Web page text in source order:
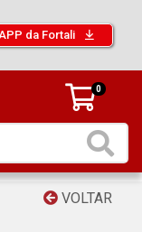
da Fortali
0
VOLTAR